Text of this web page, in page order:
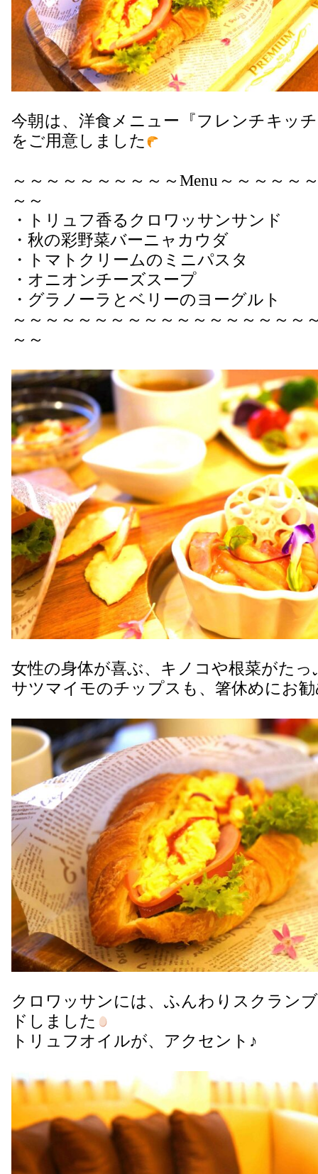
今朝は、洋食メニュー『フレンチキッ
をご用意しました
～～～～～～～～～～Menu～～～～～
～～
・トリュフ香るクロワッサンサンド
・秋の彩野菜バーニャカウダ
・トマトクリームのミニパスタ
・オニオンチーズスープ
・グラノーラとベリーのヨーグルト
～～～～～～～～～～～～～～～～～～
～～
女性の身体が喜ぶ、キノコや根菜がたっ
サツマイモのチップスも、箸休めにお
クロワッサンには、ふんわりスクラン
ドしました
トリュフオイルが、アクセント♪